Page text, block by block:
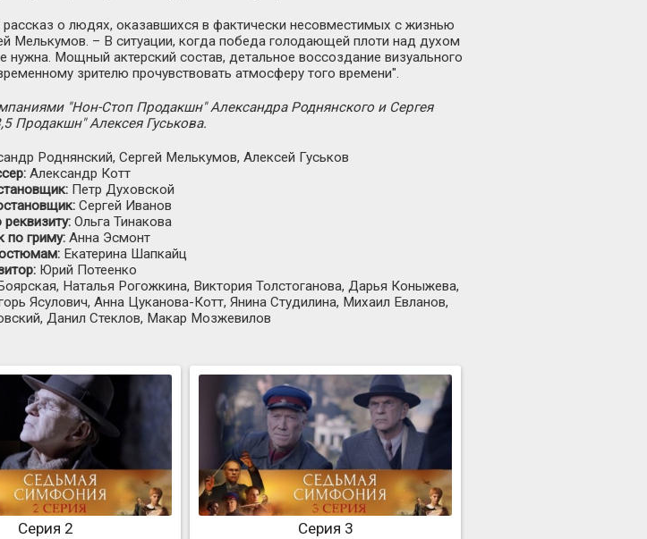
о людях, оказавшихся в фактически несовместимых с жизнью
Мелькумов. – В ситуации, когда победа голодающей плоти над духом
Мощный актерский состав, детальное воссоздание визуального
зрителю прочувствовать атмосферу того времени".
"Нон-Стоп Продакшн" Александра Роднянского и Сергея
Продакшн" Алексея Гуськова.
Роднянский, Сергей Мелькумов, Алексей Гуськов
Александр Котт
Петр Духовской
Сергей Иванов
Ольга Тинакова
по гриму: Анна Эсмонт
Екатерина Шапкайц
Юрий Потеенко
Наталья Рогожкина, Виктория Толстоганова, Дарья Коныжева,
Ясулович, Анна Цуканова-Котт, Янина Студилина, Михаил Евланов,
Данил Стеклов, Макар Мозжевилов
Серия 2 Серия 3